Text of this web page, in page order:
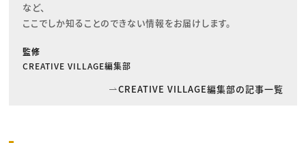
など、
ここでしか知ることのできない情報をお届けします。
監修
CREATIVE VILLAGE編集部
CREATIVE VILLAGE編集部の記事一覧